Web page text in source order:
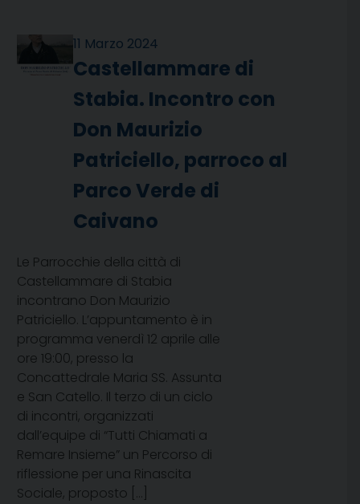
11 Marzo 2024
Castellammare di
Stabia. Incontro con
Don Maurizio
Patriciello, parroco al
Parco Verde di
Caivano
Le Parrocchie della città di
Castellammare di Stabia
incontrano Don Maurizio
Patriciello. L’appuntamento è in
programma venerdì 12 aprile alle
ore 19:00, presso la
Concattedrale Maria SS. Assunta
e San Catello. Il terzo di un ciclo
di incontri, organizzati
dall’equipe di “Tutti Chiamati a
Remare Insieme” un Percorso di
riflessione per una Rinascita
Sociale, proposto […]